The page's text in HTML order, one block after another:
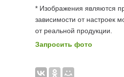
* Изображения являются
зависимости от настроек
от реальной продукции.
Запросить фото